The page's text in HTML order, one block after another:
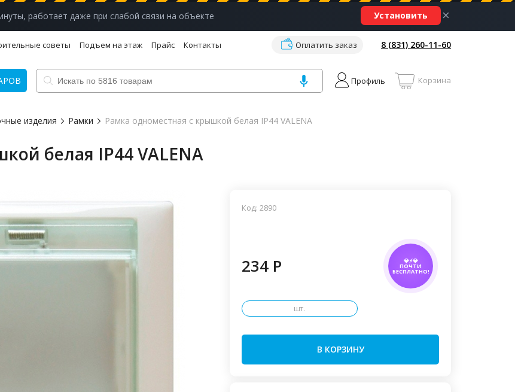
работает даже при слабой связи на объекте Установить ×
советы Подъем на этаж Прайс Контакты Оплатить заказ 8 (831) 260-11-60
Профиль Корзина
изделия Рамки Рамка одноместная с крышкой белая IP44 VALENA
белая IP44 VALENA
Код: 2890
234 P 💎⚡💎
ПОЧТИ
БЕСПЛАТНО!
шт.
В КОРЗИНУ